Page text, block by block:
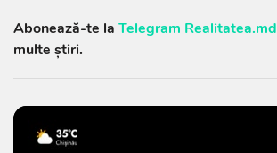
Abonează-te la Telegram Realitatea.md
multe știri.